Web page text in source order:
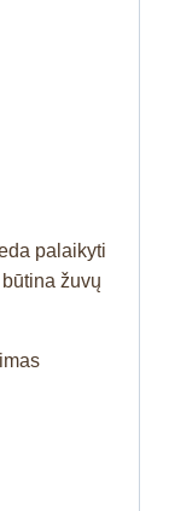
palaikyti
žuvų